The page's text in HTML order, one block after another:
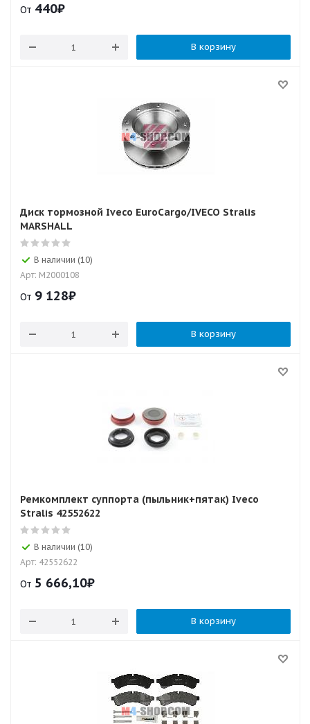
От 440₽
В корзину
Диск тормозной Iveco EuroCargo/IVECO Stralis
MARSHALL
В наличии (10)
Арт: M2000108
От 9 128₽
В корзину
Ремкомплект суппорта (пыльник+пятак) Iveco
Stralis 42552622
В наличии (10)
Арт: 42552622
От 5 666,10₽
В корзину